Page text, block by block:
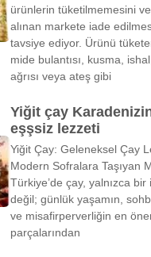
ürünlerin tüketilmemesini ve
alınan markete iade
tavsiye ediyor. Ürünü
mide bulantısı, kusma,
ağrısı veya ateş gibi
Yiğit çay
eşşsiz lezzeti
Yiğit Çay: Geleneksel Çay
Modern Sofralara Taşıyan
Türkiye’de çay, yalnızca bir
değil; günlük yaşamın,
ve misafirperverliğin en
parçalarından